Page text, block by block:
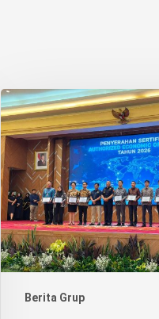
Berita Grup
Pengakuan
AEO
Perkuat
Posisi
BRJ
sebagai
Mitra
Logistik
Terpercaya